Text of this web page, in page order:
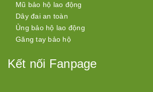
Mũ bảo hộ lao động
Dây đai an toàn
Ủng bảo hộ lao động
Găng tay bảo hộ
Kết nối Fanpage